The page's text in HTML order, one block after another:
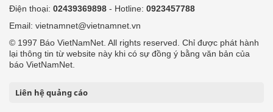
Điện thoại: 02439369898 - Hotline: 0923457788
Email: vietnamnet@vietnamnet.vn
© 1997 Báo VietNamNet. All rights reserved. Chỉ được phát hành
lại thông tin từ website này khi có sự đồng ý bằng văn bản của
báo VietNamNet.
Liên hệ quảng cáo